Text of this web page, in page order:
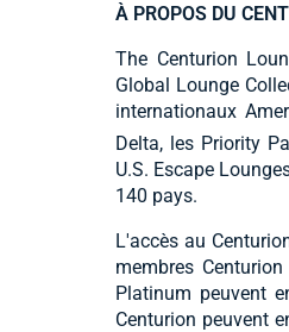
À PROPOS DU
The Centurion
Global Lounge
internationaux
Delta, les Priority
U.S. Escape
140 pays.
L'accès au
membres
Platinum peuvent
Centurion peuvent